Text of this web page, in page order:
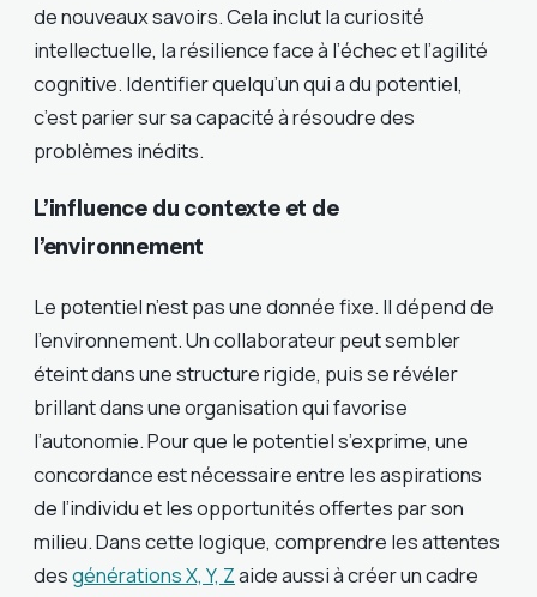
de nouveaux savoirs. Cela inclut la curiosité
intellectuelle, la résilience face à l’échec et l’agilité
cognitive. Identifier quelqu’un qui a du potentiel,
c’est parier sur sa capacité à résoudre des
problèmes inédits.
L’influence du contexte et de
l’environnement
Le potentiel n’est pas une donnée fixe. Il dépend de
l’environnement. Un collaborateur peut sembler
éteint dans une structure rigide, puis se révéler
brillant dans une organisation qui favorise
l’autonomie. Pour que le potentiel s’exprime, une
concordance est nécessaire entre les aspirations
de l’individu et les opportunités offertes par son
milieu. Dans cette logique, comprendre les attentes
desgénérations X, Y, Zaide aussi à créer un cadre